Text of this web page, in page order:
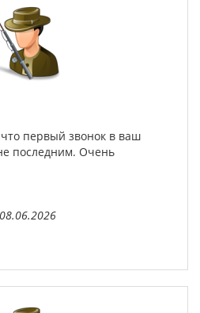
первый звонок в ваш
последним. Очень
08.06.2026